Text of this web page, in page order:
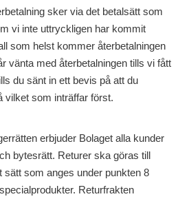
sker via det betalsätt som
vi inte uttryckligen har kommit
som helst kommer återbetalningen
vänta med återbetalningen tills vi fått
du sänt in ett bevis på att du
vilket som inträffar först.
erbjuder Bolaget alla kunder
bytesrätt. Returer ska göras till
sätt som anges under punkten 8
Returfrakten